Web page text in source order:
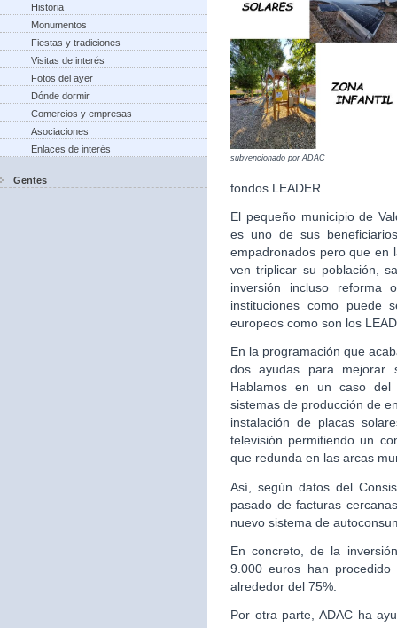
Historia
Monumentos
Fiestas y tradiciones
Visitas de interés
Fotos del ayer
Dónde dormir
Comercios y empresas
Asociaciones
Enlaces de interés
Gentes
subvencionado por ADAC
fondos LEADER.
El pequeño municipio de
es uno de sus
empadronados pero que en
ven triplicar su población,
inversión incluso
instituciones como
europeos como son los
En la programación que
dos ayudas para mejorar
Hablamos en un caso del
sistemas de producción de
instalación de placas
televisión permitiendo un
que redunda en las arcas
Así, según datos del
pasado de facturas
nuevo sistema de
En concreto, de la
9.000 euros han procedido
alrededor del 75%.
Por otra parte, ADAC ha